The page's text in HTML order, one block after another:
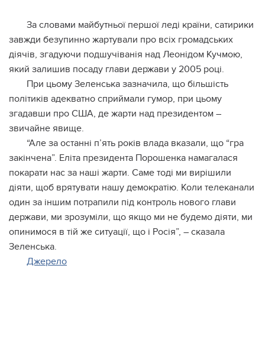
За словами майбутньої першої леді країни, сатирики
завжди безупинно жартували про всіх громадських
діячів, згадуючи подшучіванія над Леонідом Кучмою,
який залишив посаду глави держави у 2005 році.
При цьому Зеленська зазначила, що більшість
політиків адекватно сприймали гумор, при цьому
згадавши про США, де жарти над президентом –
звичайне явище.
“Але за останні п’ять років влада вказали, що “гра
закінчена”. Еліта президента Порошенка намагалася
покарати нас за наші жарти. Саме тоді ми вирішили
діяти, щоб врятувати нашу демократію. Коли телеканали
один за іншим потрапили під контроль нового глави
держави, ми зрозуміли, що якщо ми не будемо діяти, ми
опинимося в тій же ситуації, що і Росія”, – сказала
Зеленська.
Джерело